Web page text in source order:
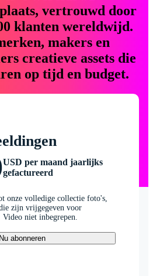
vertrouwd door
klanten wereldwijd.
makers en
creatieve assets die
op tijd en budget.
USD per maand jaarlijks
gefactureerd
onze volledige collectie foto's,
zijn vrijgegeven voor
niet inbegrepen.
Nu abonneren